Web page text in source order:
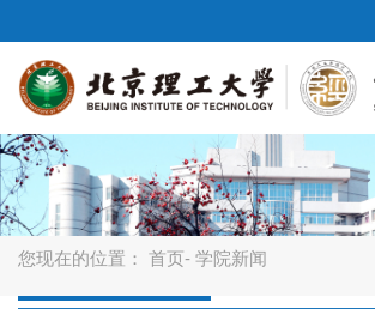
您现在的位置： 首页- 学院新闻